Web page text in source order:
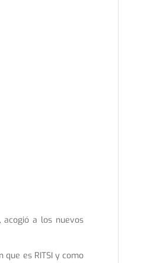
acogió a los nuevos
es RITSI y como